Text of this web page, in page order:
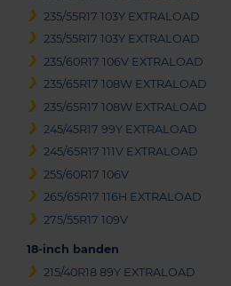
235/55R17 103Y EXTRALOAD
235/55R17 103Y EXTRALOAD
235/60R17 106V EXTRALOAD
235/65R17 108W EXTRALOAD
235/65R17 108W EXTRALOAD
245/45R17 99Y EXTRALOAD
245/65R17 111V EXTRALOAD
255/60R17 106V
265/65R17 116H EXTRALOAD
275/55R17 109V
18-inch banden
215/40R18 89Y EXTRALOAD